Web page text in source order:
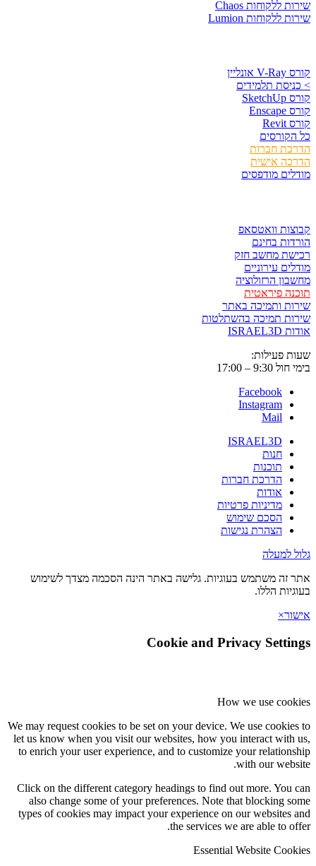
שירות ללקוחות Chaos
שירות ללקוחות Lumion
קורס V-Ray אונליין
> כניסת תלמידים
קורס SketchUp
קורס Enscape
קורס Revit
כל הקורסים
הדרכת חברות
הדרכה אישית
מודלים מודפסים
קבוצות וואטסאפ
הורדות בחינם
רכישת מחשב חזק
מודלים עירוניים
מחשבון הרזולוציה
תוכנה פיראטית
שירות ותמיכה באתר
שירות תמיכה בהשתלטות
אודות ISRAEL3D
שעות פעילות:
בימי חול 9:30 – 17:00
Facebook
Instagram
Mail
ISRAEL3D
חנות
תוכנות
הדרכת חברות
אודות
מדיניות פרטיות
הסכם שימוש
הצהרת נגישות
גלול למעלה
אתר זה משתמש בעוגיות. גלישה באתר הינה הסכמה מצדך לשימוש
בעוגיות הללו.
אישור×
Cookie and Privacy Settings
How we use cookies
We may request cookies to be set on your device. We use cookies to
let us know when you visit our websites, how you interact with us,
to enrich your user experience, and to customize your relationship
with our website.
Click on the different category headings to find out more. You can
also change some of your preferences. Note that blocking some
types of cookies may impact your experience on our websites and
the services we are able to offer.
Essential Website Cookies